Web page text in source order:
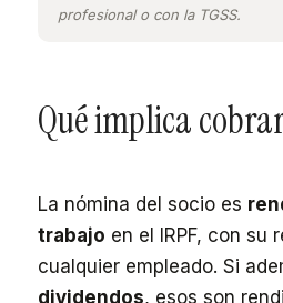
profesional o con la TGSS.
Qué implica
La nómina del socio es
trabajo en el IRPF, con su
cualquier empleado. Si
dividendos, esos son